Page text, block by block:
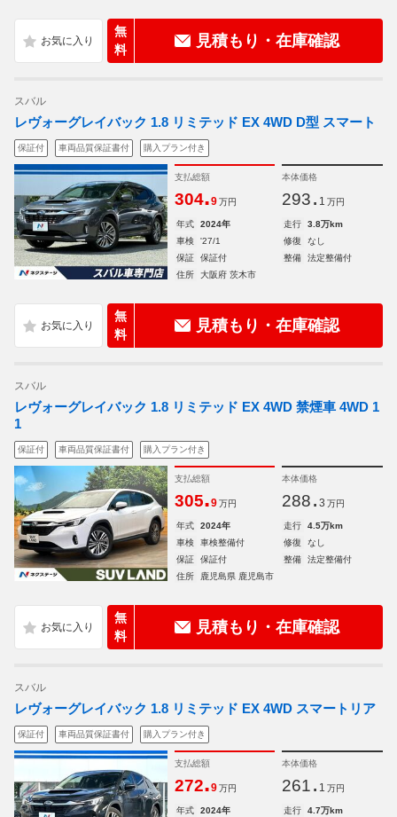
無
料
見積もり・在庫確認
スバル
レヴォーグレイバック 1.8 リミテッド EX 4WD D型 スマート
保証付 車両品質保証書付 購入プラン付き
支払総額
304.9 万円
本体価格
293. 1 万円
年式 2024年 走行
3.8万km
車検
'27/1 修復
なし
保証
保証付 整備
法定整備付
住所
大阪府 茨木市
無
料
見積もり・在庫確認
スバル
レヴォーグレイバック 1.8 リミテッド EX 4WD 禁煙車 4WD 1
1
保証付 車両品質保証書付 購入プラン付き
支払総額
305.9 万円
本体価格
288. 3 万円
年式 2024年 走行
4.5万km
車検
車検整備付 修復
なし
保証
保証付 整備
法定整備付
住所
鹿児島県 鹿児島市
無
料
見積もり・在庫確認
スバル
レヴォーグレイバック 1.8 リミテッド EX 4WD スマートリア
保証付 車両品質保証書付 購入プラン付き
支払総額
272.9 万円
本体価格
261. 1 万円
年式 2024年 走行
4.7万km